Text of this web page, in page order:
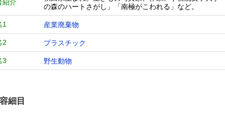
紹介
の森のハートさがし」「南極がこわれる」など。
1 産業廃棄物
2 プラスチック
3 野生動物
細目